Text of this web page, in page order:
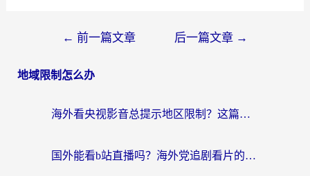
← 前一篇文章 后一篇文章 →
地域限制怎么办
海外看央视影音总提示地区限制？这篇教你选对回国加速器，流畅追剧不踩坑
国外能看b站直播吗？海外党追剧看片的终极解决方案来了